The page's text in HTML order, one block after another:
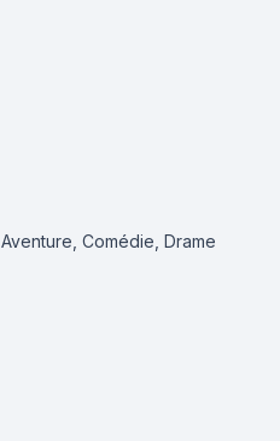
Aventure, Comédie, Drame